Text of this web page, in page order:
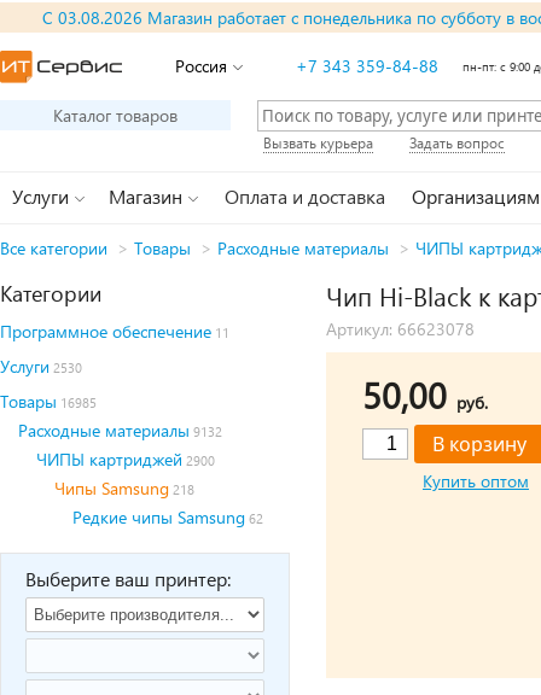
С 03.08.2026 Магазин работает с понедельника по субботу в
Россия +7 343 359-84-88 пн-пт: с 9:00
Каталог товаров
Вызвать курьера Задать вопрос
Услуги Магазин Оплата и доставка Организациям
Все категории > Товары > Расходные материалы > ЧИПЫ
Категории
Программное обеспечение 11
Услуги 2530
Товары 16985
Расходные материалы 9132
ЧИПЫ картриджей 2900
Чипы Samsung 218
Редкие чипы Samsung 62
Выберите ваш принтер:
Чип Hi-Black к
Артикул: 66623078
50,00 руб.
Купить оптом